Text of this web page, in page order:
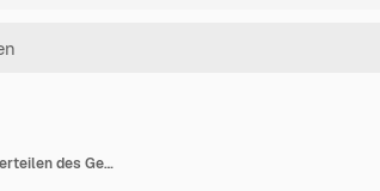
Frauenmode-Schönheitsporträt aus zerrissenen farbigen Papierteilen des Gesichts